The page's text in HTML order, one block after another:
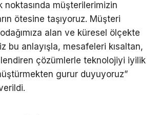
noktasında müşterilerimizin
ötesine taşıyoruz. Müşteri
alan ve küresel ölçekte
bu anlayışla, mesafeleri kısaltan,
çözümlerle teknolojiyi iyilik
gurur duyuyoruz”